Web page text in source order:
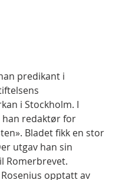
predikant i
i Stockholm. I
han redaktør for
Bladet fikk en stor
utgav han sin
Romerbrevet.
opptatt av